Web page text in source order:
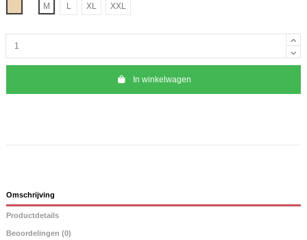
M
L XL XXL
In winkelwagen
Omschrijving
Productdetails
Beoordelingen (0)